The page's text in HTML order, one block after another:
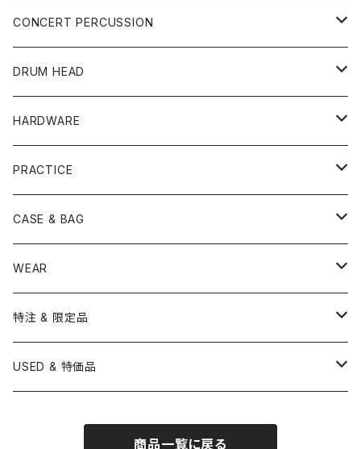
YAMAHA
PEARL
SNARE
TAMA
PEARL
LUDWIG
GRETSCH
CYMBAL
ZILDJIAN
SABIAN
ISTANBUL MEHMET
ACCESSORY
MUTE
BEATER
STICK
DRUM STICK
MARCHING STICK
ELECTRICK DRUM
CAJON
CONGA
BONGO
TABLA BONGO
DJEMBE
DARBUKA
PANDEIRO
TAMBORIM
HAND PAN
CONCERT PERCUSSION
CONCERT SNARE
CONCERT CYMBAL
PAIR CYMBAL
SUSPENDED CYMBAL
小物楽器
TAMBORIN
TRAIANGLE
STICK
MALLET
MARIMBA
VIBRAPHONE
楽譜
打楽器ソロ
GONG
DRUM HEAD
SNARE HEAD
REMO
EVANS
TOM HEAD
6" HEAD
8" HEAD
BASS DRUM HEAD
18" HEAD
20" HEAD
OTHER HEAD
HARDWARE
Cymbal Stands
Boom Stand
Straight Stand
Snare Stands
Hi-Hat Stands
Drum Pedals
Single Pedal
Hadware Kits
PRACTICE
CYMBAL
PAD
BOOK ＆ MOVIE
Rhythm & Drums magazine
CASE & BAG
STICK BAG
Link of Happiness
CYMBAL CASE
PERCUSSION CASE
WEAR
BURR FINE COFFEE
HI-HAT
特注 & 限定品
ZIldjian 選定シンバル
USED & 特価品
商品一覧に戻る